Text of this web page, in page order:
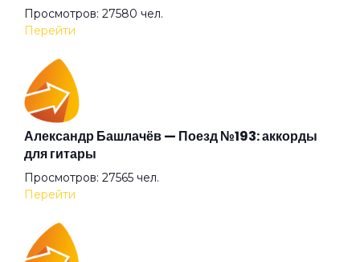
Брамс
Брату
Бу-бу
Бумерангом
Бунин
Просмотров: 27580 чел.
Перейти
Александр Башлачёв — Поезд №193: аккорды
для гитары
Просмотров: 27565 чел.
Перейти